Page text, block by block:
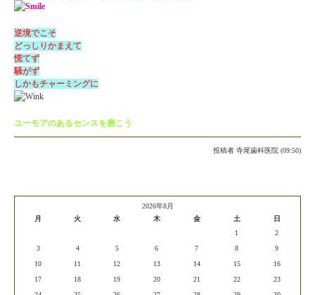
逆境でこそ
どっしりかまえて
慌てず
騒がず
しかもチャーミングに
ユーモアのあるセンスを磨こう
投稿者 寺尾歯科医院 (09:50)
2026年8月
月
火 水 木 金 土
日
1
2
3
4 5 6 7 8
9
10
11 12 13 14 15
16
17
18 19 20 21 22
23